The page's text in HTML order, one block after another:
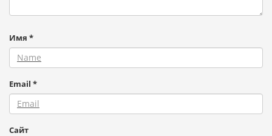
Имя *
Email *
Сайт